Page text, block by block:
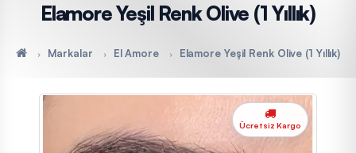
Elamore Yeşil Renk Olive (1 Yıllık)
Markalar El Amore Elamore Yeşil Renk Olive (1 Yıllık)
Ücretsiz Kargo